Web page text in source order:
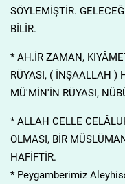
SÖYLEMİŞTİR.
BİLİR.
* AH.İR ZAMAN,
RÜYASI, ( İNŞAALLAH )
MÜ'MİN'İN RÜYASI,
* ALLAH CELLE
OLMASI, BİR
HAFİFTİR.
* Peygamberimiz